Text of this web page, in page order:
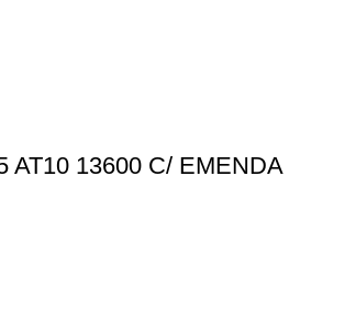
AT10 13600 C/ EMENDA